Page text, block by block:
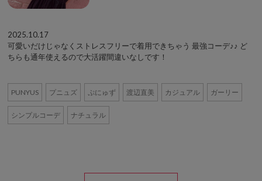
2025.10.17
可愛いだけじゃなくストレスフリーで着用できちゃう 最強コーデ♪♪ ど
ちらも通年使えるので大活躍間違いなしです！
PUNYUS プニュズ ぷにゅず 渡辺直美 カジュアル ガーリー
シンプルコーデ ナチュラル